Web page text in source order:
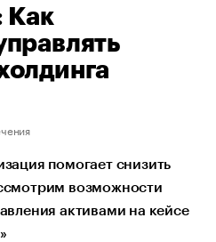
Как
помогает снизить
возможности
активами на кейсе